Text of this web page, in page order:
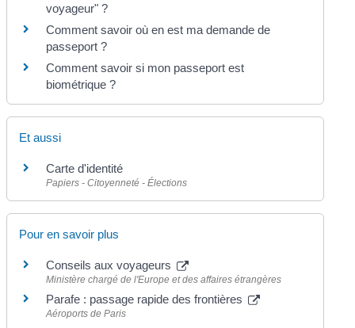
voyageur" ?
Comment savoir où en est ma demande de
passeport ?
Comment savoir si mon passeport est
biométrique ?
Et aussi
Carte d'identité
Papiers - Citoyenneté - Élections
Pour en savoir plus
Conseils aux voyageurs
Ministère chargé de l'Europe et des affaires étrangères
Parafe : passage rapide des frontières
Aéroports de Paris